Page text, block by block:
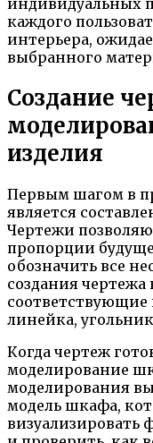
индивидуальных
каждого
интерьера,
выбранного
Создание
изделия
Первым шагом в
является
Чертежи
пропорции
обозначить все
создания чертежа
линейка,
Когда чертеж
моделирование
моделирования
модель шкафа,
визуализировать